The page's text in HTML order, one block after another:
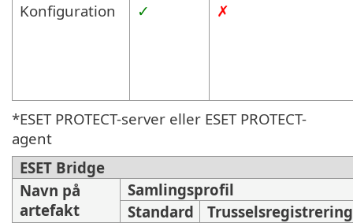
Konfiguration ✓ ✗
*ESET PROTECT-server eller ESET PROTECT-
agent
ESET Bridge
Navn på
artefakt
Samlingsprofil
Standard
Trusselsregistrering